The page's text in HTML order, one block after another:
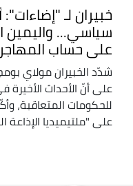
خبيران لـ
سياسي... واليمين
على حساب
شدّد الخبيران مولاي
على أنّ الأحداث
للحكومات المتعاقبة،
على "ملتيميديا الإذاعة